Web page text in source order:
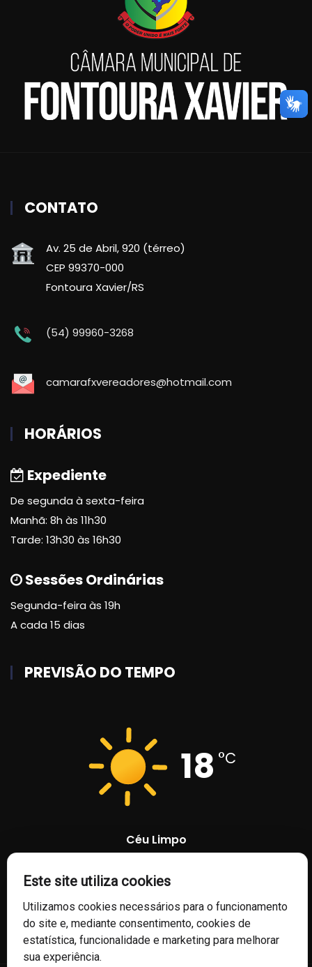
CONTATO
Av. 25 de Abril, 920 (térreo)
CEP 99370-000
Fontoura Xavier/RS
(54) 99960-3268
camarafxvereadores@hotmail.com
HORÁRIOS
Expediente
De segunda à sexta-feira
Manhã: 8h às 11h30
Tarde: 13h30 às 16h30
Sessões Ordinárias
Segunda-feira às 19h
A cada 15 dias
PREVISÃO DO TEMPO
18 °C
Céu Limpo
82 % 1009 mb
Este site utiliza cookies
Utilizamos cookies necessários para o funcionamento
do site e, mediante consentimento, cookies de
estatística, funcionalidade e marketing para melhorar
sua experiência.